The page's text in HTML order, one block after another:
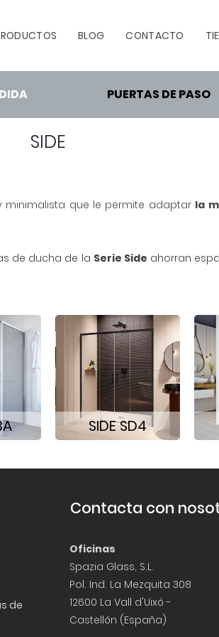
BLOG CONTACTO
PUERTAS DE PASO
SIDE
minimalista que le permite adaptar la
de ducha de la Serie Side ahorran
SIDE SD4
de
Contacta con
Oficinas
Spazia Glass, S.L.
Pol. Ind. La Mezquita 308
12600 La Vall d'Uixó -
Castellón (España)